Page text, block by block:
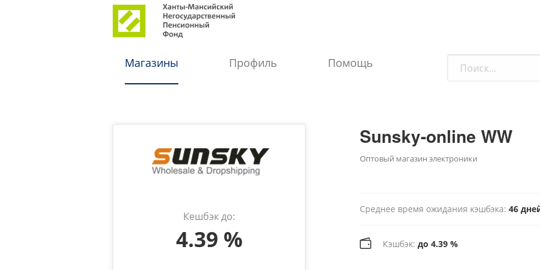
Магазины Профиль Помощь
Кешбэк до:
4.39 %
Sunsky-online WW
Оптовый магазин электроники
Среднее время ожидания кэшбэка: 46
Кэшбэк: до 4.39 %